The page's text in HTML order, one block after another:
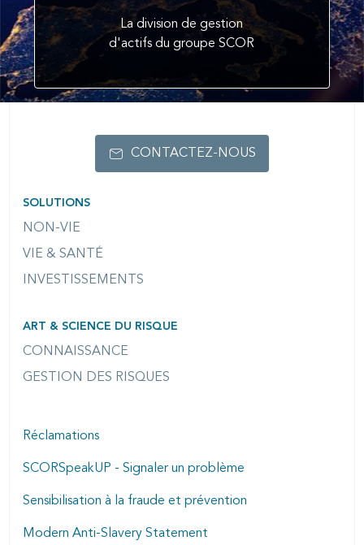
La division de gestion
d'actifs du groupe SCOR
SOLUTIONS
NON-VIE
VIE & SANTÉ
INVESTISSEMENTS
ART & SCIENCE DU RISQUE
CONNAISSANCE
GESTION DES RISQUES
CONTACTEZ-NOUS
Réclamations
SCORSpeakUP - Signaler un problème
Sensibilisation à la fraude et prévention
Modern Anti-Slavery Statement